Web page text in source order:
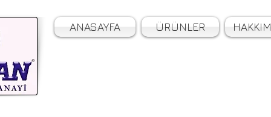
ANASAYFA ÜRÜNLER